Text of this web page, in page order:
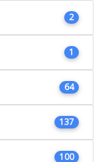
2
1
64
137
100